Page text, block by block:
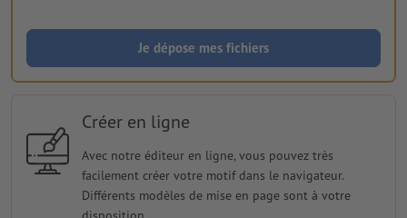
Je dépose mes fichiers
Créer en ligne
Avec notre éditeur en ligne, vous pouvez très
facilement créer votre motif dans le navigateur.
Différents modèles de mise en page sont à votre